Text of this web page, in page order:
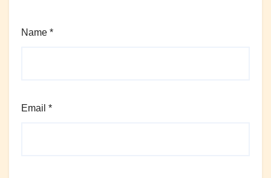
Name *
Email *